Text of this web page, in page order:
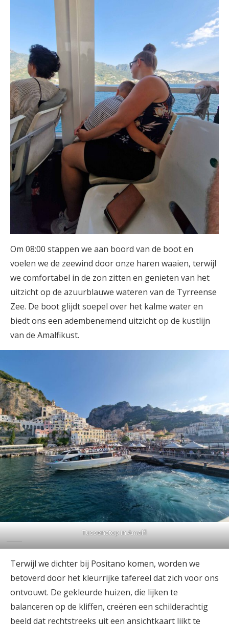
Om 08:00 stappen we aan boord van de boot en
voelen we de zeewind door onze haren waaien, terwijl
we comfortabel in de zon zitten en genieten van het
uitzicht op de azuurblauwe wateren van de Tyrreense
Zee. De boot glijdt soepel over het kalme water en
biedt ons een adembenemend uitzicht op de kustlijn
van de Amalfikust.
Tussenstop in Amalfi
Terwijl we dichter bij Positano komen, worden we
betoverd door het kleurrijke tafereel dat zich voor ons
ontvouwt. De gekleurde huizen, die lijken te
balanceren op de kliffen, creëren een schilderachtig
beeld dat rechtstreeks uit een ansichtkaart lijkt te